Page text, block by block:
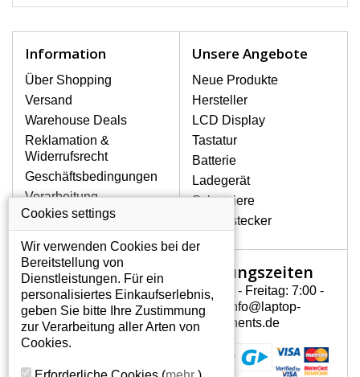
schnell, deshalb ist es wichtig, mit dem
Zu den häufigsten Beschädigungen
gehören mechanische Schäden, z. B.
ein geborstenes Display oder Risse.
Ferner senkrechte Streifen, das Display
leuchtet nicht, blinkt unregelmäßig oder
ist ungleichmäßig hell.
LCD DISPLAYS ACER ASPIRE
8571 VON HÖCHSTER
Originaldisplays, die die hohe
Qualitätsklasse A+ erfüllen, also
ohne mangelhafte Pixel, und
zwar über die gesamte
Garantiezeit.
WIE KÖNNEN SIE FESTSTELLEN,
WELCHES DISPLAY SIE FÜR IHREN
Information
Über Shopping
Versand
Warehouse Deals
Reklamation &
Widerrufsrecht
Geschäftsbedingungen
Verarbeitung
personenbezogener
Daten
Über uns - Impressum
Unsere Angebote
Neue Produkte
Hersteller
LCD Display
Tastatur
Batterie
Ladegerät
Scharniere
Gerätestecker
Mein Konto
Mein Konto
Persönliche Daten
Addressen
Öffnungszeiten
Montag - Freitag: 7:00 -
15:30 info@laptop-
components.de
Cookies settings
Wir verwenden Cookies bei der
Bereitstellung von
Dienstleistungen. Für ein
personalisiertes Einkaufserlebnis,
geben Sie bitte Ihre Zustimmung
zur Verarbeitung aller Arten von
Cookies.